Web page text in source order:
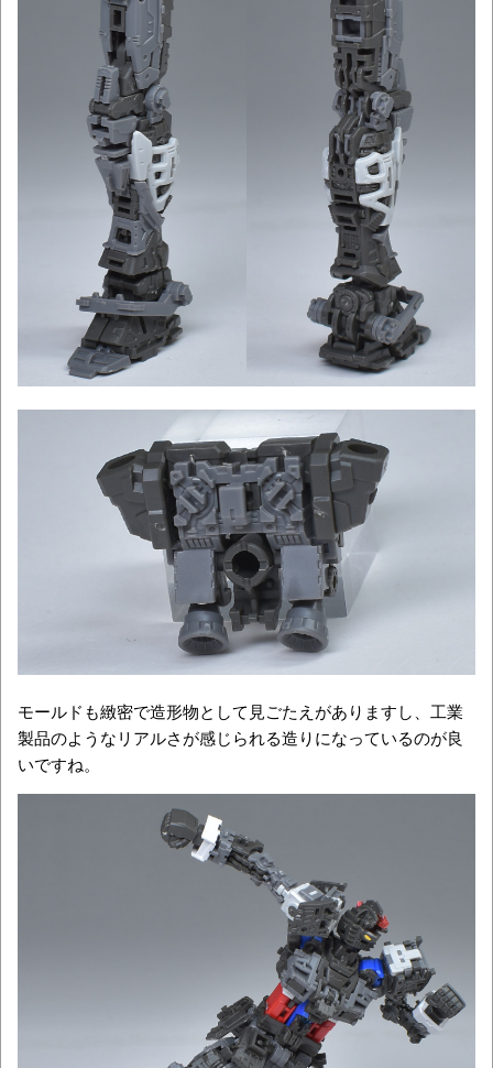
モールドも緻密で造形物として見ごたえがありますし、工業
製品のようなリアルさが感じられる造りになっているのが良
いですね。